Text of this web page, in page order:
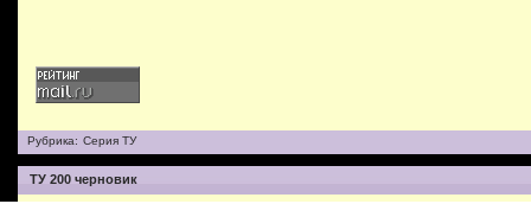
Рубрика: Серия ТУ
ТУ 200 черновик